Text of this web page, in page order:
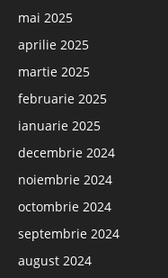
mai 2025
aprilie 2025
martie 2025
februarie 2025
ianuarie 2025
decembrie 2024
noiembrie 2024
octombrie 2024
septembrie 2024
august 2024